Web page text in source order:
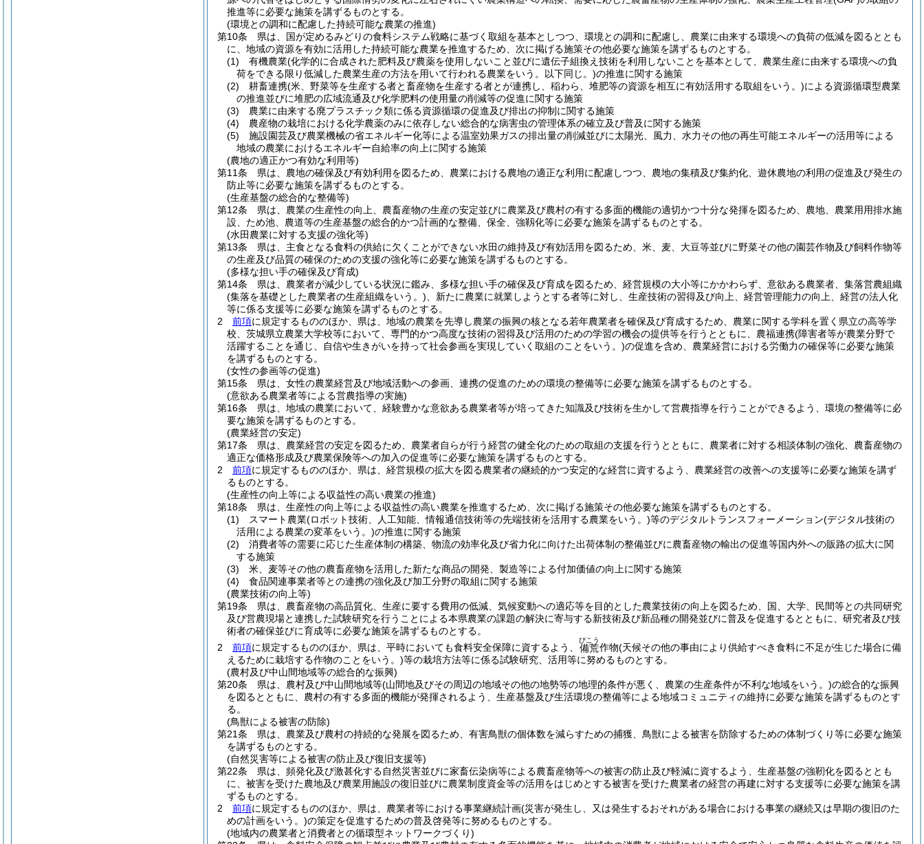
推進等に必要な施策を講ずるものとする。
(環境との調和に配慮した持続可能な農業の推進)
第10条
県は、国が定めるみどりの食料システム戦略に基づく取組を基本としつつ、環境との調和に配慮し、農業に由来する環境への負荷の低減を図るととも
に、地域の資源を有効に活用した持続可能な農業を推進するため、次に掲げる施策その他必要な施策を講ずるものとする。
(1)
有機農業(化学的に合成された肥料及び農薬を使用しないこと並びに遺伝子組換え技術を利用しないことを基本として、農業生産に由来する環境への負
荷をできる限り低減した農業生産の方法を用いて行われる農業をいう。以下同じ。)の推進に関する施策
(2)
耕畜連携(米、野菜等を生産する者と畜産物を生産する者とが連携し、稲わら、堆肥等の資源を相互に有効活用する取組をいう。)による資源循環型農業
の推進並びに堆肥の広域流通及び化学肥料の使用量の削減等の促進に関する施策
(3)
農業に由来する廃プラスチック類に係る資源循環の促進及び排出の抑制に関する施策
(4)
農産物の栽培における化学農薬のみに依存しない総合的な病害虫の管理体系の確立及び普及に関する施策
(5)
施設園芸及び農業機械の省エネルギー化等による温室効果ガスの排出量の削減並びに太陽光、風力、水力その他の再生可能エネルギーの活用等による
地域の農業におけるエネルギー自給率の向上に関する施策
(農地の適正かつ有効な利用等)
第11条
県は、農地の確保及び有効利用を図るため、農業における農地の適正な利用に配慮しつつ、農地の集積及び集約化、遊休農地の利用の促進及び発生の
防止等に必要な施策を講ずるものとする。
(生産基盤の総合的な整備等)
第12条
県は、農業の生産性の向上、農畜産物の生産の安定並びに農業及び農村の有する多面的機能の適切かつ十分な発揮を図るため、農地、農業用用排水施
設、ため池、農道等の生産基盤の総合的かつ計画的な整備、保全、強靱化等に必要な施策を講ずるものとする。
(水田農業に対する支援の強化等)
第13条
県は、主食となる食料の供給に欠くことができない水田の維持及び有効活用を図るため、米、麦、大豆等並びに野菜その他の園芸作物及び飼料作物等
の生産及び品質の確保のための支援の強化等に必要な施策を講ずるものとする。
(多様な担い手の確保及び育成)
第14条
県は、農業者が減少している状況に鑑み、多様な担い手の確保及び育成を図るため、経営規模の大小等にかかわらず、意欲ある農業者、集落営農組織
(集落を基礎とした農業者の生産組織をいう。) 、新たに農業に就業しようとする者等に対し、生産技術の習得及び向上、経営管理能力の向上、経営の法人化
等に係る支援等に必要な施策を講ずるものとする。
2
前項に規定するもののほか、県は、地域の農業を先導し農業の振興の核となる若年農業者を確保及び育成するため、農業に関する学科を置く県立の高等学
校、茨城県立農業大学校等において、専門的かつ高度な技術の習得及び活用のための学習の機会の提供等を行うとともに、農福連携(障害者等が農業分野で
活躍することを通じ、自信や生きがいを持って社会参画を実現していく取組のことをいう。)の促進を含め、農業経営における労働力の確保等に必要な施策
を講ずるものとする。
(女性の参画等の促進)
第15条
県は、女性の農業経営及び地域活動への参画、連携の促進のための環境の整備等に必要な施策を講ずるものとする。
(意欲ある農業者等による営農指導の実施)
第16条
県は、地域の農業において、経験豊かな意欲ある農業者等が培ってきた知識及び技術を生かして営農指導を行うことができるよう、環境の整備等に必
要な施策を講ずるものとする。
(農業経営の安定)
第17条
県は、農業経営の安定を図るため、農業者自らが行う経営の健全化のための取組の支援を行うとともに、農業者に対する相談体制の強化、農畜産物の
適正な価格形成及び農業保険等への加入の促進等に必要な施策を講ずるものとする。
2
前項に規定するもののほか、県は、経営規模の拡大を図る農業者の継続的かつ安定的な経営に資するよう、農業経営の改善への支援等に必要な施策を講ず
るものとする。
(生産性の向上等による収益性の高い農業の推進)
第18条
県は、生産性の向上等による収益性の高い農業を推進するため、次に掲げる施策その他必要な施策を講ずるものとする。
(1)
スマート農業(ロボット技術、人工知能、情報通信技術等の先端技術を活用する農業をいう。)等のデジタルトランスフォーメーション(デジタル技術の
活用による農業の変革をいう。)の推進に関する施策
(2)
消費者等の需要に応じた生産体制の構築、物流の効率化及び省力化に向けた出荷体制の整備並びに農畜産物の輸出の促進等国内外への販路の拡大に関
する施策
(3)
米、麦等その他の農畜産物を活用した新たな商品の開発、製造等による付加価値の向上に関する施策
(4)
食品関連事業者等との連携の強化及び加工分野の取組に関する施策
(農業技術の向上等)
第19条
県は、農畜産物の高品質化、生産に要する費用の低減、気候変動への適応等を目的とした農業技術の向上を図るため、国、大学、民間等との共同研究
及び営農現場と連携した試験研究を行うことによる本県農業の課題の解決に寄与する新技術及び新品種の開発並びに普及を促進するとともに、研究者及び技
術者の確保並びに育成等に必要な施策を講ずるものとする。
2
前項に規定するもののほか、県は、平時においても食料安全保障に資するよう、 備荒
びこう
作物(天候その他の事由により供給すべき食料に不足が生じた場合に備
えるために栽培する作物のことをいう。)等の栽培方法等に係る試験研究、活用等に努めるものとする。
(農村及び中山間地域等の総合的な振興)
第20条
県は、農村及び中山間地域等(山間地及びその周辺の地域その他の地勢等の地理的条件が悪く、農業の生産条件が不利な地域をいう。)の総合的な振興
を図るとともに、農村の有する多面的機能が発揮されるよう、生産基盤及び生活環境の整備等による地域コミュニティの維持に必要な施策を講ずるものとす
る。
(鳥獣による被害の防除)
第21条
県は、農業及び農村の持続的な発展を図るため、有害鳥獣の個体数を減らすための捕獲、鳥獣による被害を防除するための体制づくり等に必要な施策
を講ずるものとする。
(自然災害等による被害の防止及び復旧支援等)
第22条
県は、頻発化及び激甚化する自然災害並びに家畜伝染病等による農畜産物等への被害の防止及び軽減に資するよう、生産基盤の強靭化を図るととも
に、被害を受けた農地及び農業用施設の復旧並びに農業制度資金等の活用をはじめとする被害を受けた農業者の経営の再建に対する支援等に必要な施策を講
ずるものとする。
2
前項に規定するもののほか、県は、農業者等における事業継続計画(災害が発生し、又は発生するおそれがある場合における事業の継続又は早期の復旧のた
めの計画をいう。)の策定を促進するための普及啓発等に努めるものとする。
(地域内の農業者と消費者との循環型ネットワークづくり)